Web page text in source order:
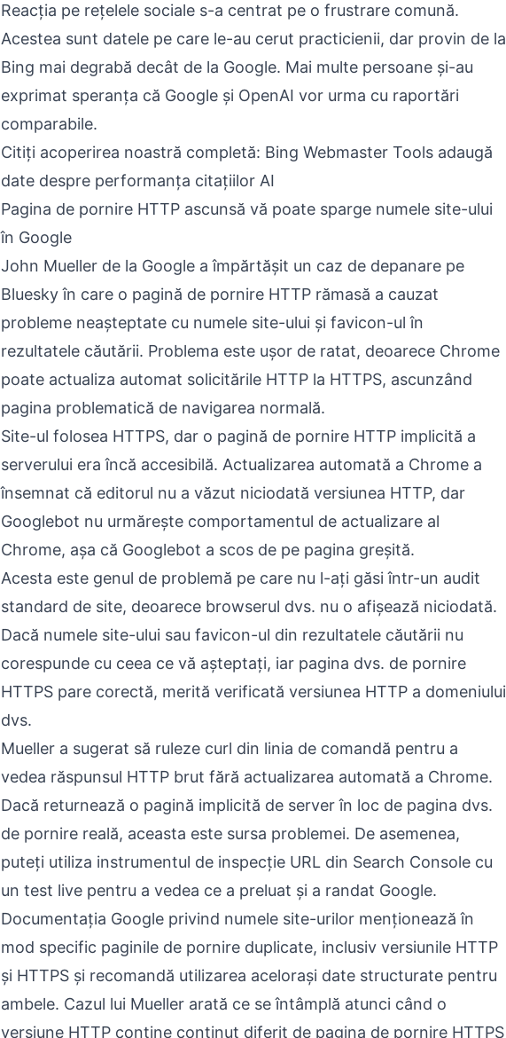
Reacția pe rețelele sociale s-a centrat pe o frustrare comună.
Acestea sunt datele pe care le-au cerut practicienii, dar provin de la
Bing mai degrabă decât de la Google. Mai multe persoane și-au
exprimat speranța că Google și OpenAI vor urma cu raportări
comparabile.
Citiți acoperirea noastră completă: Bing Webmaster Tools adaugă
date despre performanța citațiilor AI
Pagina de pornire HTTP ascunsă vă poate sparge numele site-ului
în Google
John Mueller de la Google a împărtășit un caz de depanare pe
Bluesky în care o pagină de pornire HTTP rămasă a cauzat
probleme neașteptate cu numele site-ului și favicon-ul în
rezultatele căutării. Problema este ușor de ratat, deoarece Chrome
poate actualiza automat solicitările HTTP la HTTPS, ascunzând
pagina problematică de navigarea normală.
Site-ul folosea HTTPS, dar o pagină de pornire HTTP implicită a
serverului era încă accesibilă. Actualizarea automată a Chrome a
însemnat că editorul nu a văzut niciodată versiunea HTTP, dar
Googlebot nu urmărește comportamentul de actualizare al
Chrome, așa că Googlebot a scos de pe pagina greșită.
Acesta este genul de problemă pe care nu l-ați găsi într-un audit
standard de site, deoarece browserul dvs. nu o afișează niciodată.
Dacă numele site-ului sau favicon-ul din rezultatele căutării nu
corespunde cu ceea ce vă așteptați, iar pagina dvs. de pornire
HTTPS pare corectă, merită verificată versiunea HTTP a domeniului
dvs.
Mueller a sugerat să ruleze curl din linia de comandă pentru a
vedea răspunsul HTTP brut fără actualizarea automată a Chrome.
Dacă returnează o pagină implicită de server în loc de pagina dvs.
de pornire reală, aceasta este sursa problemei. De asemenea,
puteți utiliza instrumentul de inspecție URL din Search Console cu
un test live pentru a vedea ce a preluat și a randat Google.
Documentația Google privind numele site-urilor menționează în
mod specific paginile de pornire duplicate, inclusiv versiunile HTTP
și HTTPS și recomandă utilizarea acelorași date structurate pentru
ambele. Cazul lui Mueller arată ce se întâmplă atunci când o
versiune HTTP conține conținut diferit de pagina de pornire HTTPS